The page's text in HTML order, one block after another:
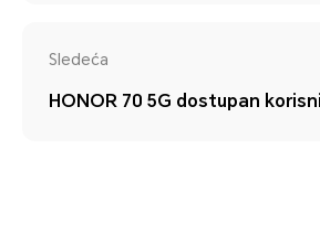
Sledeća
HONOR 70 5G dostupan